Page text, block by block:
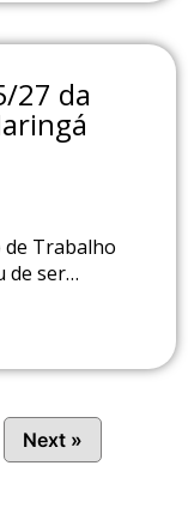
27 da
de Trabalho
de ser…
Next »